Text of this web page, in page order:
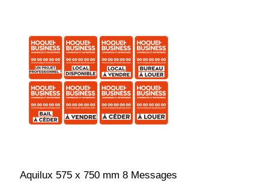
Aquilux 575 x 750 mm 8 Messages